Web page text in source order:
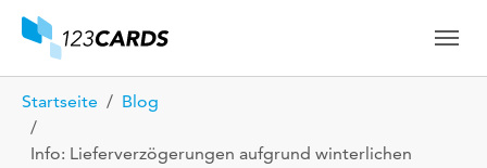
Skip to main content
Skip to page footer
Startseite Blog
Info: Lieferverzögerungen aufgrund winterlichen